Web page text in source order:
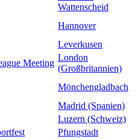
Wattenscheid
Hannover
Leverkusen
Meeting
London
(Großbritannien)
Mönchengladbach
Madrid (Spanien)
Luzern (Schweiz)
Pfungstadt